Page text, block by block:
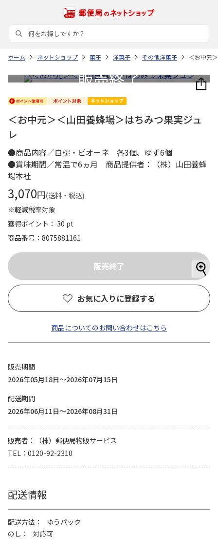
ホーム ネットショップ 菓子 洋菓子 その他洋菓子 ＜お中元
＜お中元＞＜山田養蜂場＞はちみつ果実ジュ
レ
●商品内容／白桃・ピオーネ 各3個、ゆず6個
●賞味期間／常温で6ヵ月 商品提供者：（株）山田養蜂
場本社
3,070円(送料・税込)
※軽減税率対象
獲得ポイント： 30 pt
商品番号
8075881161
お気に入りに登録する
商品についてのお問い合わせはこちら
販売期間
2026年05月18日～2026年07月15日
配送期間
2026年06月11日～2026年08月31日
販売者
（株）郵便局物販サービス
TEL
0120-92-2310
配送情報
配送方法
ゆうパック
のし
対応可